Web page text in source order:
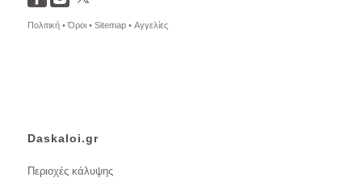
Πολιτική •Όροι • Sitemap • Αγγελίες
Daskaloi.gr
Περιοχές κάλυψης